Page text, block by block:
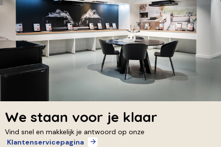
We staan voor je klaar
Vind snel en makkelijk je antwoord op onze
Klantenservicepagina